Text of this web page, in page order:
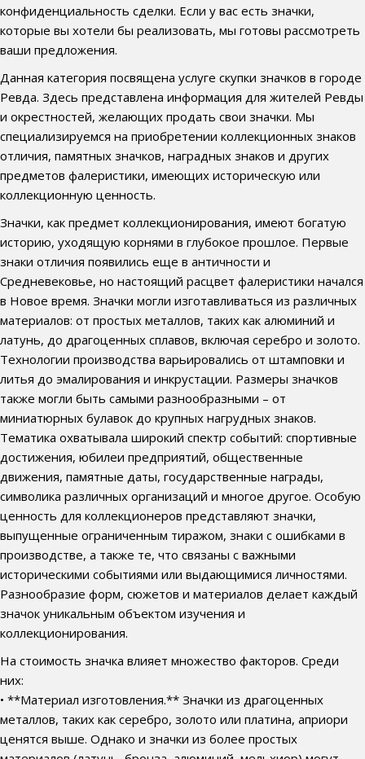
конфиденциальность сделки. Если у вас есть значки,
которые вы хотели бы реализовать, мы готовы рассмотреть
ваши предложения.
Данная категория посвящена услуге скупки значков в городе
Ревда. Здесь представлена информация для жителей Ревды
и окрестностей, желающих продать свои значки. Мы
специализируемся на приобретении коллекционных знаков
отличия, памятных значков, наградных знаков и других
предметов фалеристики, имеющих историческую или
коллекционную ценность.
Значки, как предмет коллекционирования, имеют богатую
историю, уходящую корнями в глубокое прошлое. Первые
знаки отличия появились еще в античности и
Средневековье, но настоящий расцвет фалеристики начался
в Новое время. Значки могли изготавливаться из различных
материалов: от простых металлов, таких как алюминий и
латунь, до драгоценных сплавов, включая серебро и золото.
Технологии производства варьировались от штамповки и
литья до эмалирования и инкрустации. Размеры значков
также могли быть самыми разнообразными – от
миниатюрных булавок до крупных нагрудных знаков.
Тематика охватывала широкий спектр событий: спортивные
достижения, юбилеи предприятий, общественные
движения, памятные даты, государственные награды,
символика различных организаций и многое другое. Особую
ценность для коллекционеров представляют значки,
выпущенные ограниченным тиражом, знаки с ошибками в
производстве, а также те, что связаны с важными
историческими событиями или выдающимися личностями.
Разнообразие форм, сюжетов и материалов делает каждый
значок уникальным объектом изучения и
коллекционирования.
На стоимость значка влияет множество факторов. Среди
них:
• **Материал изготовления.** Значки из драгоценных
металлов, таких как серебро, золото или платина, априори
ценятся выше. Однако и значки из более простых